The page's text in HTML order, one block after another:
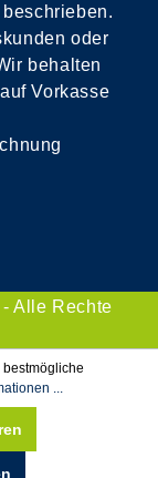
oder
behalten
Vorkasse
Alle Rechte
...